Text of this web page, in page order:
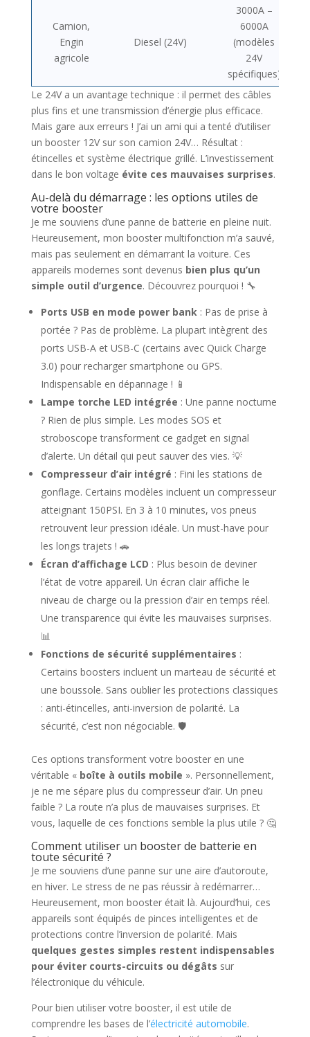
Camion,
Engin
agricole
Diesel (24V)
3000A –
6000A
(modèles
24V
spécifiques)
Le 24V a un avantage technique : il permet des câbles
plus fins et une transmission d’énergie plus efficace.
Mais gare aux erreurs ! J’ai un ami qui a tenté d’utiliser
un booster 12V sur son camion 24V… Résultat :
étincelles et système électrique grillé. L’investissement
dans le bon voltage évite ces mauvaises surprises.
Au-delà du démarrage : les options utiles de
votre booster
Je me souviens d’une panne de batterie en pleine nuit.
Heureusement, mon booster multifonction m’a sauvé,
mais pas seulement en démarrant la voiture. Ces
appareils modernes sont devenus bien plus qu’un
simple outil d’urgence. Découvrez pourquoi ! 🔧
Ports USB en mode power bank : Pas de prise à
portée ? Pas de problème. La plupart intègrent des
ports USB-A et USB-C (certains avec Quick Charge
3.0) pour recharger smartphone ou GPS.
Indispensable en dépannage ! 📱
Lampe torche LED intégrée : Une panne nocturne
? Rien de plus simple. Les modes SOS et
stroboscope transforment ce gadget en signal
d’alerte. Un détail qui peut sauver des vies. 💡
Compresseur d’air intégré : Fini les stations de
gonflage. Certains modèles incluent un compresseur
atteignant 150PSI. En 3 à 10 minutes, vos pneus
retrouvent leur pression idéale. Un must-have pour
les longs trajets ! 🚗
Écran d’affichage LCD : Plus besoin de deviner
l’état de votre appareil. Un écran clair affiche le
niveau de charge ou la pression d’air en temps réel.
Une transparence qui évite les mauvaises surprises.
📊
Fonctions de sécurité supplémentaires :
Certains boosters incluent un marteau de sécurité et
une boussole. Sans oublier les protections classiques
: anti-étincelles, anti-inversion de polarité. La
sécurité, c’est non négociable. 🛡️
Ces options transforment votre booster en une
véritable « boîte à outils mobile ». Personnellement,
je ne me sépare plus du compresseur d’air. Un pneu
faible ? La route n’a plus de mauvaises surprises. Et
vous, laquelle de ces fonctions semble la plus utile ? 🤔
Comment utiliser un booster de batterie en
toute sécurité ?
Je me souviens d’une panne sur une aire d’autoroute,
en hiver. Le stress de ne pas réussir à redémarrer…
Heureusement, mon booster était là. Aujourd’hui, ces
appareils sont équipés de pinces intelligentes et de
protections contre l’inversion de polarité. Mais
quelques gestes simples restent indispensables
pour éviter courts-circuits ou dégâts sur
l’électronique du véhicule.
Pour bien utiliser votre booster, il est utile de
comprendre les bases de l’électricité automobile.